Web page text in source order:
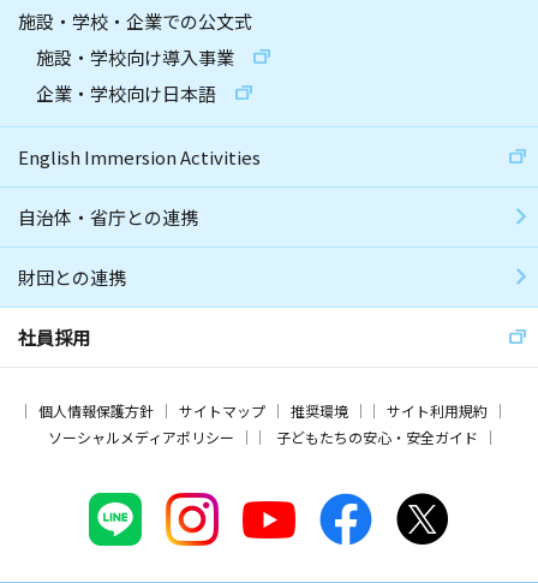
施設・学校・企業での公文式
施設・学校向け導入事業
企業・学校向け日本語
English Immersion Activities
自治体・省庁との連携
財団との連携
社員採用
個人情報保護方針 サイトマップ 推奨環境
サイト利用規約
ソーシャルメディアポリシー
子どもたちの安心・安全ガイド